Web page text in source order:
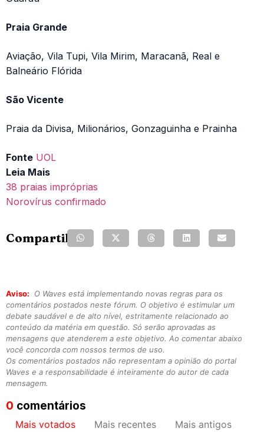
Praia Grande
Aviação, Vila Tupi, Vila Mirim, Maracanã, Real e
Balneário Flórida
São Vicente
Praia da Divisa, Milionários, Gonzaguinha e Prainha
Fonte UOL
Leia Mais
38 praias impróprias
Norovírus confirmado
Compartilhe:
Aviso:
O Waves está implementando novas regras para os
comentários postados neste fórum. O objetivo é estimular um
debate saudável e de alto nível, estritamente relacionado ao
conteúdo da matéria em questão. Só serão aprovadas as
mensagens que atenderem a este objetivo. Ao comentar abaixo
você concorda com nossos termos de uso.
Os comentários postados não representam a opinião do portal
Waves e a responsabilidade é inteiramente do autor de cada
mensagem.
0 comentários
Mais votados Mais recentes Mais antigos